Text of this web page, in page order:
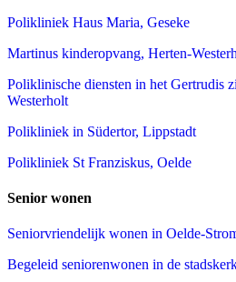
Polikliniek Haus Maria, Geseke
Martinus kinderopvang, Herten-
Poliklinische diensten in het Gertrudis
Westerholt
Polikliniek in Südertor, Lippstadt
Polikliniek St Franziskus, Oelde
Senior wonen
Seniorvriendelijk wonen in Oelde-
Begeleid seniorenwonen in de